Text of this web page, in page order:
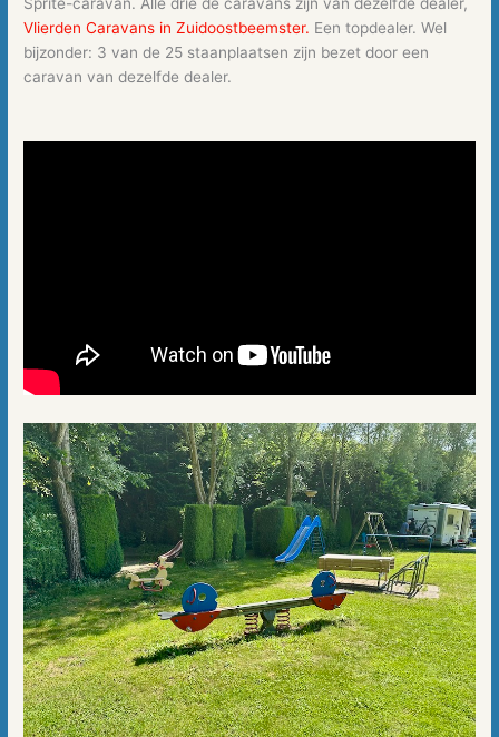
Vlierden Caravans in Zuidoostbeemster. Een topdealer. Wel
bijzonder: 3 van de 25 staanplaatsen zijn bezet door een
caravan van dezelfde dealer.